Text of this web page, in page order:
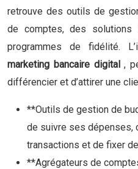
retrouve des outils de
de comptes, des
programmes de fidélité.
marketing bancaire digital,
différencier et d’attirer une
**Outils de gestion de
de suivre ses dépenses,
transactions et de fixer
**Agrégateurs de